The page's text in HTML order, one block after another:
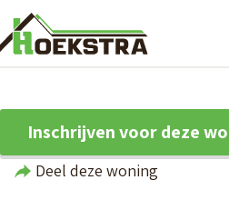
Inschrijven voor deze
Deel deze woning